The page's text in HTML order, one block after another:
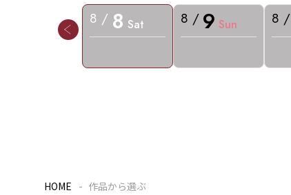
8 / 8 Sat 8 / 9 Sun 8 /
HOME 作品から選ぶ